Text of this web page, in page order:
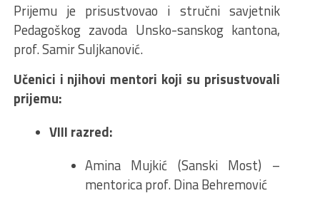
Prijemu je prisustvovao i stručni savjetnik
Pedagoškog zavoda Unsko-sanskog kantona,
prof. Samir Suljkanović.
Učenici i njihovi mentori koji su prisustvovali
prijemu:
VIII razred:
Amina Mujkić (Sanski Most) –
mentorica prof. Dina Behremović